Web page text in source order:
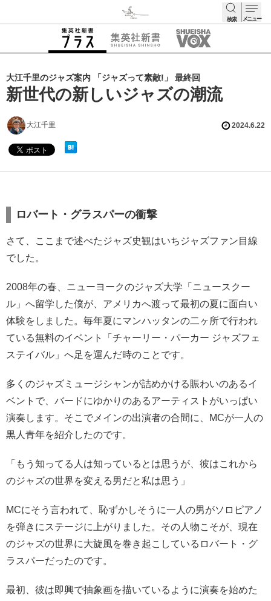
検索 メニュー
大江千里のジャズ案内 「ジャズって素敵!」 最終回
新世代の新しいジャズの潮流
大江千里 2024.6.22
ロバート・グラスパーの衝撃
さて、ここまで述べたジャズ史観はいちジャズファン目線
でした。
2008年の春、ニューヨークのジャズ大学「ニュースクー
ル」へ留学した僕が、アメリカへ渡って最初の夏に面白い
体験をしました。毎年夏にマンハッタンの二ヶ所で行われ
ている無料のイベント「チャーリー・パーカー ジャズフェ
ステイバル」へ足を運んだ時のことです。
多くのジャズミュージシャンが詰めかける賑わいのあるイ
ベントで、バードにゆかりのあるアーティストがいっぱい
演奏します。そこでメインの出演者の合間に、MCが一人の
黒人青年を紹介したのです。
「もう知ってる人は知っているとは思うが、彼はこれから
のジャズの世界を変える男だと私は思う」
MCにそう言われて、恥ずかしそうに一人の男がソロピアノ
を弾きにステージに上がりました。その人物こそが、現在
のジャズの世界に大旋風を巻き起こしているロバート・グ
ラスパーだったのです。
最初、彼は即興で抽象画を描いているように演奏を始めた